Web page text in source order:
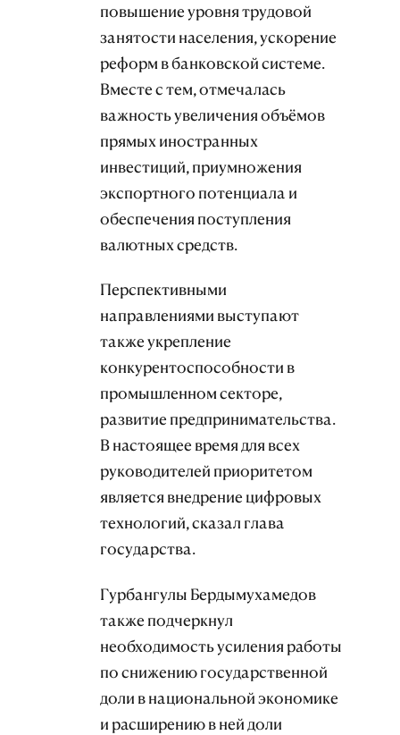
повышение уровня трудовой
занятости населения, ускорение
реформ в банковской системе.
Вместе с тем, отмечалась
важность увеличения объёмов
прямых иностранных
инвестиций, приумножения
экспортного потенциала и
обеспечения поступления
валютных средств.
Перспективными
направлениями выступают
также укрепление
конкурентоспособности в
промышленном секторе,
развитие предпринимательства.
В настоящее время для всех
руководителей приоритетом
является внедрение цифровых
технологий, сказал глава
государства.
Гурбангулы Бердымухамедов
также подчеркнул
необходимость усиления работы
по снижению государственной
доли в национальной экономике
и расширению в ней доли